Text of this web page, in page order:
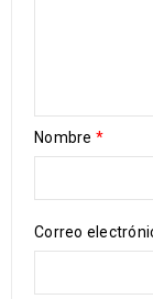
Nombre *
Correo